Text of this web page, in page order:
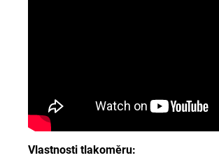
Vlastnosti tlakoměru: